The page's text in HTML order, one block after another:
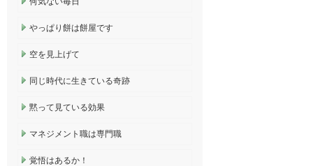
やっぱり餅は餅屋です
空を見上げて
同じ時代に生きている奇跡
黙って見ている効果
マネジメント職は専門職
覚悟はあるか！